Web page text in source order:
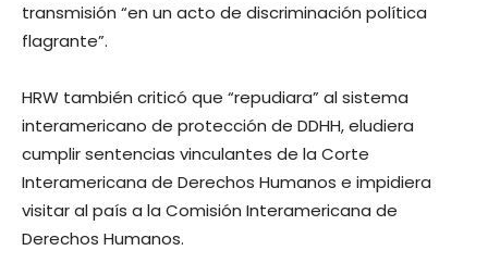
transmisión “en un acto de discriminación política
flagrante”.
HRW también criticó que “repudiara” al sistema
interamericano de protección de DDHH, eludiera
cumplir sentencias vinculantes de la Corte
Interamericana de Derechos Humanos e impidiera
visitar al país a la Comisión Interamericana de
Derechos Humanos.